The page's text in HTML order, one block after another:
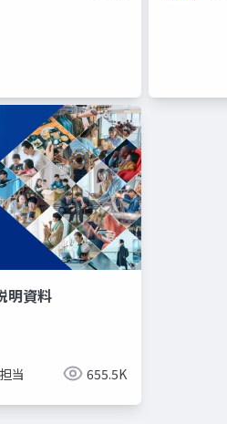
明資料
当 655.5K